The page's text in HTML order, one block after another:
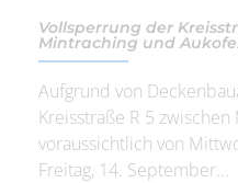
Vollsperrung der
Mintraching und
Aufgrund von
Kreisstraße R 5
voraussichtlich von
Freitag, 14. September...